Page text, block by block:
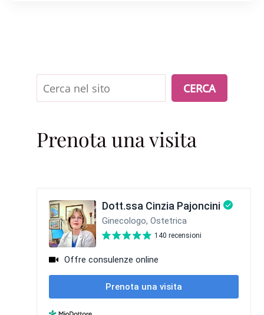
Cerca CERCA
Prenota una visita